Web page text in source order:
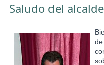
Saludo del alcalde